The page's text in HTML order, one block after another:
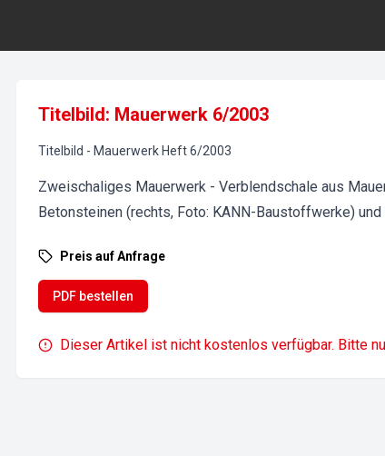
Titelbild: Mauerwerk 6/2003
Titelbild - Mauerwerk Heft6/2003
Zweischaliges Mauerwerk - Verblendschale aus
Betonsteinen (rechts, Foto: KANN-Baustoffwerke)
Preis auf Anfrage
PDF bestellen
Dieser Artikel ist nicht kostenlos verfügbar. Bitte